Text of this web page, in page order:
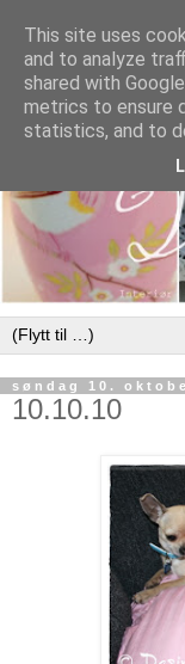
søndag 10.
10.10.10
This site uses
and to analyze
shared with
metrics to ensure
statistics, and to